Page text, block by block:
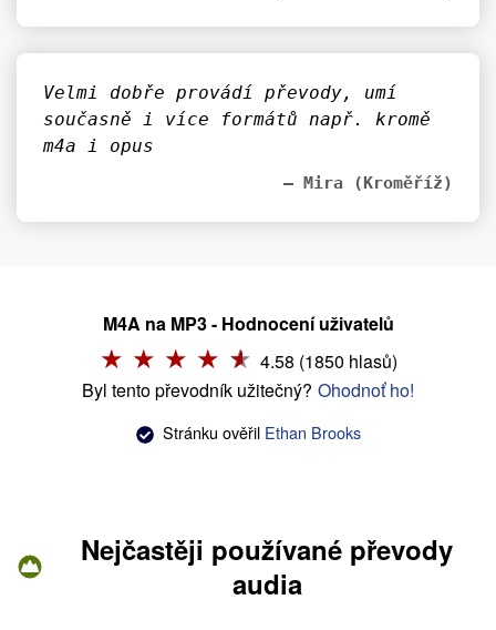
Velmi dobře provádí převody, umí
současně i více formátů např. kromě
m4a i opus
– Mira (Kroměříž)
M4A na MP3 - Hodnocení uživatelů
4.58 (1850 hlasů)
Byl tento převodník užitečný? Ohodnoť ho!
Stránku ověřil Ethan Brooks
Nejčastěji používané převody
audia